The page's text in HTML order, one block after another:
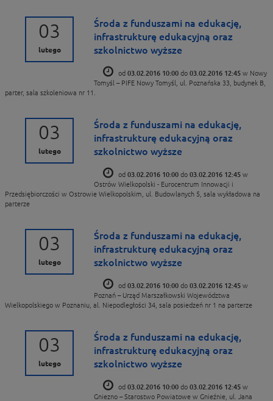
03
lutego
Środa z funduszami na edukację,
infrastrukturę edukacyjną oraz
szkolnictwo wyższe
od 03.02.2016 10:00 do 03.02.2016 12:45 w Nowy
Tomyśl – PIFE Nowy Tomyśl, ul. Poznańska 33, budynek B,
parter, sala szkoleniowa nr 11.
03
lutego
Środa z funduszami na edukację,
infrastrukturę edukacyjną oraz
szkolnictwo wyższe
od 03.02.2016 10:00 do 03.02.2016 12:45 w
Ostrów Wielkopolski - Eurocentrum Innowacji i
Przedsiębiorczości w Ostrowie Wielkopolskim, ul. Budowlanych 5, sala wykładowa na
parterze
03
lutego
Środa z funduszami na edukację,
infrastrukturę edukacyjną oraz
szkolnictwo wyższe
od 03.02.2016 10:00 do 03.02.2016 12:45 w
Poznań – Urząd Marszałkowski Województwa
Wielkopolskiego w Poznaniu, al. Niepodległości 34, sala posiedzeń nr 1 na parterze
03
lutego
Środa z funduszami na edukację,
infrastrukturę edukacyjną oraz
szkolnictwo wyższe
od 03.02.2016 10:00 do 03.02.2016 12:45 w
Gniezno – Starostwo Powiatowe w Gnieźnie, ul. Jana